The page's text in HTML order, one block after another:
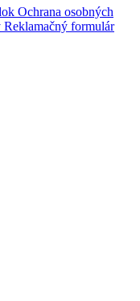
Ochrana osobných
Reklamačný formulár